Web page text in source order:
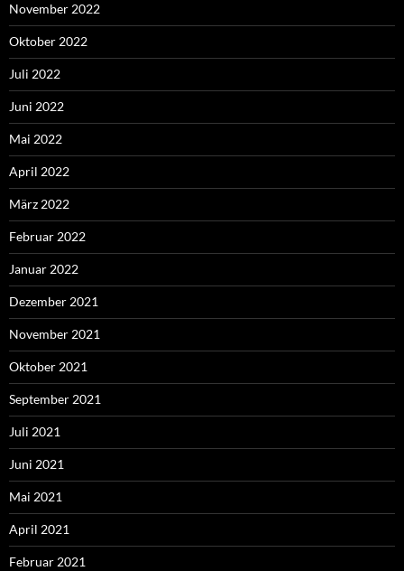
November 2022
Oktober 2022
Juli 2022
Juni 2022
Mai 2022
April 2022
März 2022
Februar 2022
Januar 2022
Dezember 2021
November 2021
Oktober 2021
September 2021
Juli 2021
Juni 2021
Mai 2021
April 2021
Februar 2021